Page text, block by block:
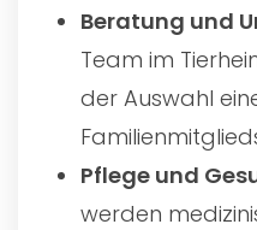
Beratung und
Team im
der Auswahl
Pflege und
werden